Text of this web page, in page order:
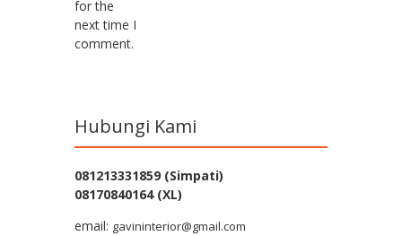
for the
next time I
comment.
Hubungi Kami
081213331859 (Simpati)
08170840164 (XL)
email: gavininterior@gmail.com